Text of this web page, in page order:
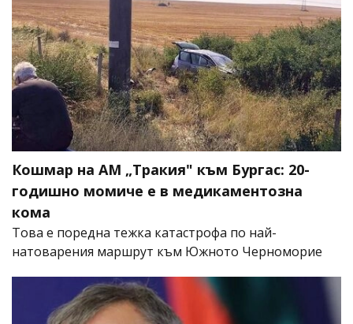
Кошмар на АМ „Тракия" към Бургас: 20-
годишно момиче е в медикаментозна
кома
Това е поредна тежка катастрофа по най-
натоварения маршрут към Южното Черноморие